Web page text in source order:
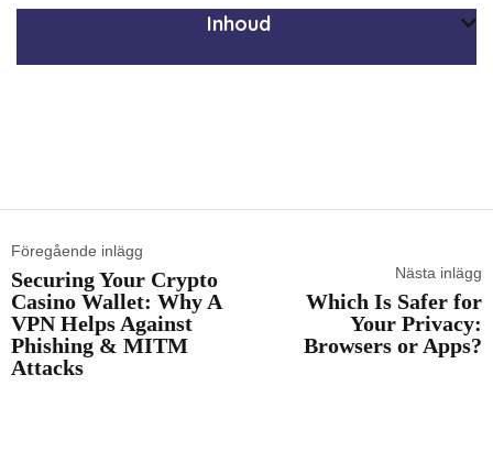
Inhoud
Föregående inlägg
Securing Your Crypto
Casino Wallet: Why A
VPN Helps Against
Phishing & MITM
Attacks
Nästa inlägg
Which Is Safer for
Your Privacy:
Browsers or Apps?